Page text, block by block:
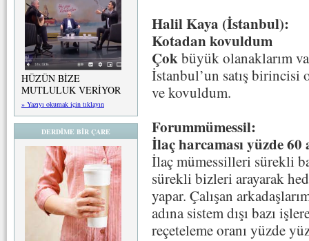
HÜZÜN BİZE
MUTLULUK VERİYOR
» Yazıyı okumak için tıklayın
DERDİME BİR ÇARE
Halil Kaya (İstanbul):
Kotadan kovuldum
Çokbüyük olanaklarım
İstanbul’un satış birincisi
ve kovuldum.
Forummümessil:
İlaç harcaması yüzde 60
İlaç mümessilleri sürekli
sürekli bizleri arayarak
yapar. Çalışan
adına sistem dışı bazı
reçeteleme oranı yüzde